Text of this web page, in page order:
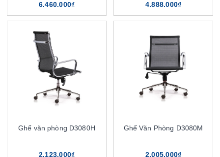
6.460.000₫ 4.888.000₫
Ghế văn phòng D3080H
2.123.000₫
Ghế Văn Phòng D3080M
2.005.000₫